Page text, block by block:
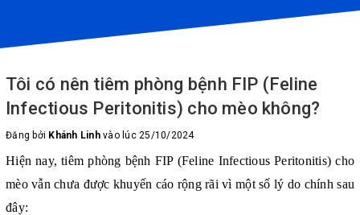
Tôi có nên tiêm phòng bệnh FIP (Feline
Infectious Peritonitis) cho mèo không?
Đăng bởi Khánh Linhvào lúc 25/10/2024
Hiện nay, tiêm phòng bệnh FIP (Feline Infectious Peritonitis) cho
mèo vẫn chưa được khuyến cáo rộng rãi vì một số lý do chính sau
đây: